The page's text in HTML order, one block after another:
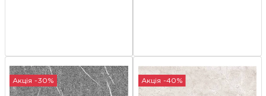
Акція -30% Акція -40%